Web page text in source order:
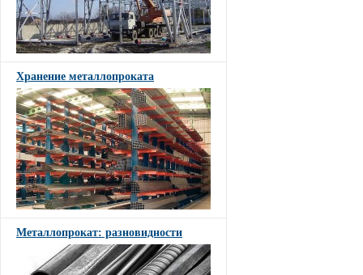
Хранение металлопроката
Металлопрокат: разновидности